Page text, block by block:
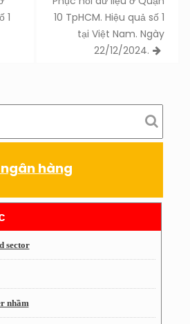
1
10 TpHCM. Hiệu quả số 1
tại Việt Nam. Ngày
22/12/2024.
hàng
sector
nhầm